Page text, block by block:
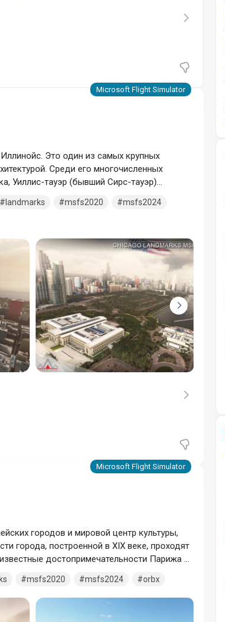
Это один из самых крупных
Среди его многочисленных
Уиллис-тауэр (бывший Сирс-тауэр)
где хранятся работы знаменитых
landmarks msfs2020
msfs2024
городов и мировой центр культуры,
города, построенной в XIX веке, проходят
достопримечательности Парижа –
и бутиками с одеждой от известных
msfs2020 msfs2024 orbx